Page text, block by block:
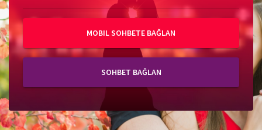
MOBIL SOHBETE BAĞLAN
SOHBET BAĞLAN